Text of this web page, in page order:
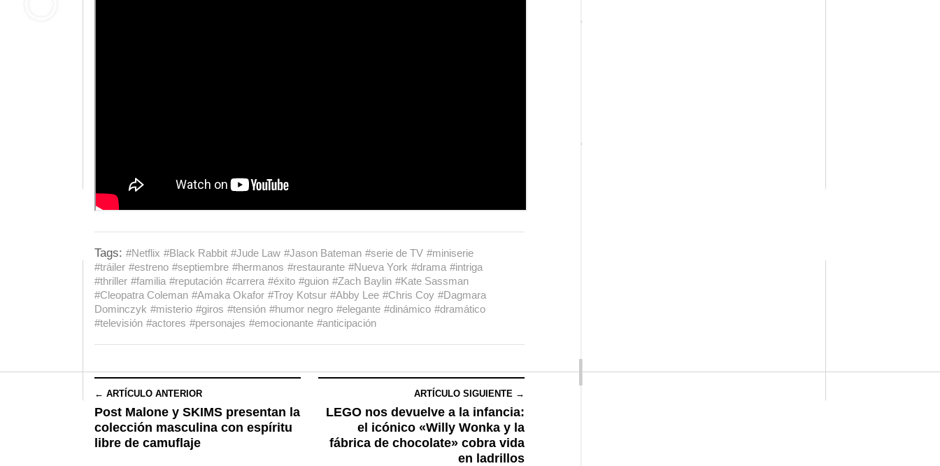
Tags: #Netflix #Black Rabbit #Jude Law #Jason Bateman #serie de TV #miniserie
#tráiler #estreno #septiembre #hermanos #restaurante #Nueva York #drama #intriga
#thriller #familia #reputación #carrera #éxito #guion #Zach Baylin #Kate Sassman
#Cleopatra Coleman #Amaka Okafor #Troy Kotsur #Abby Lee #Chris Coy #Dagmara
Dominczyk #misterio #giros #tensión #humor negro #elegante #dinámico #dramático
#televisión #actores #personajes #emocionante #anticipación
← ARTÍCULO ANTERIOR
Post Malone y SKIMS presentan la
colección masculina con espíritu
libre de camuflaje
ARTÍCULO SIGUIENTE →
LEGO nos devuelve a la infancia:
el icónico «Willy Wonka y la
fábrica de chocolate» cobra vida
en ladrillos